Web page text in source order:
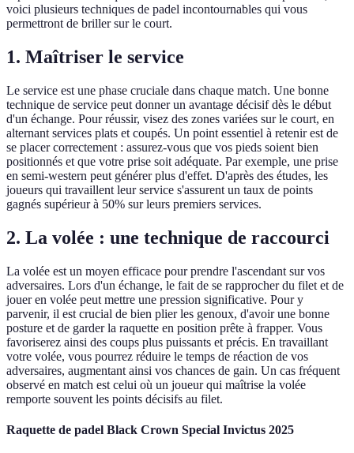
voici plusieurs techniques de padel incontournables qui vous
permettront de briller sur le court.
1. Maîtriser le service
Le service est une phase cruciale dans chaque match. Une bonne
technique de service peut donner un avantage décisif dès le début
d'un échange. Pour réussir, visez des zones variées sur le court, en
alternant services plats et coupés. Un point essentiel à retenir est de
se placer correctement : assurez-vous que vos pieds soient bien
positionnés et que votre prise soit adéquate. Par exemple, une prise
en semi-western peut générer plus d'effet. D'après des études, les
joueurs qui travaillent leur service s'assurent un taux de points
gagnés supérieur à 50% sur leurs premiers services.
2. La volée : une technique de raccourci
La volée est un moyen efficace pour prendre l'ascendant sur vos
adversaires. Lors d'un échange, le fait de se rapprocher du filet et de
jouer en volée peut mettre une pression significative. Pour y
parvenir, il est crucial de bien plier les genoux, d'avoir une bonne
posture et de garder la raquette en position prête à frapper. Vous
favoriserez ainsi des coups plus puissants et précis. En travaillant
votre volée, vous pourrez réduire le temps de réaction de vos
adversaires, augmentant ainsi vos chances de gain. Un cas fréquent
observé en match est celui où un joueur qui maîtrise la volée
remporte souvent les points décisifs au filet.
Raquette de padel Black Crown Special Invictus 2025